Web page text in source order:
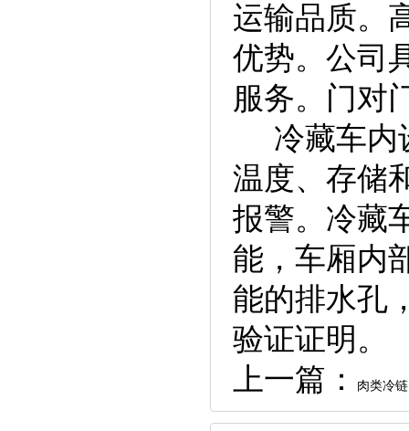
运输品质。
优势。公司
服务。门对
冷藏车内
温度、存储
报警。冷藏
能，车厢内
能的排水孔
验证证明。
上一篇：
肉类冷